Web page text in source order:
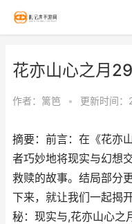
花亦山心之月
作者： 篱笆 • 更新时间
摘要：前言：在《花亦
者巧妙地将现实与幻想
救赎的故事。结局部分
下来，就让我们一起揭
秘：现实与,花亦山心之